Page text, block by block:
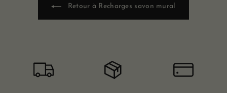
Retour à Recharges savon mural